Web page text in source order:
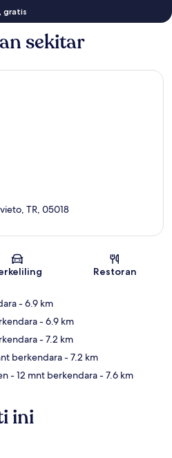
gratis
sekitar
Peta
TR, 05018
Restoran
- 6.9 km
- 6.9 km
- 7.2 km
berkendara- 7.2 km
- 12 mnt berkendara- 7.6 km
ini